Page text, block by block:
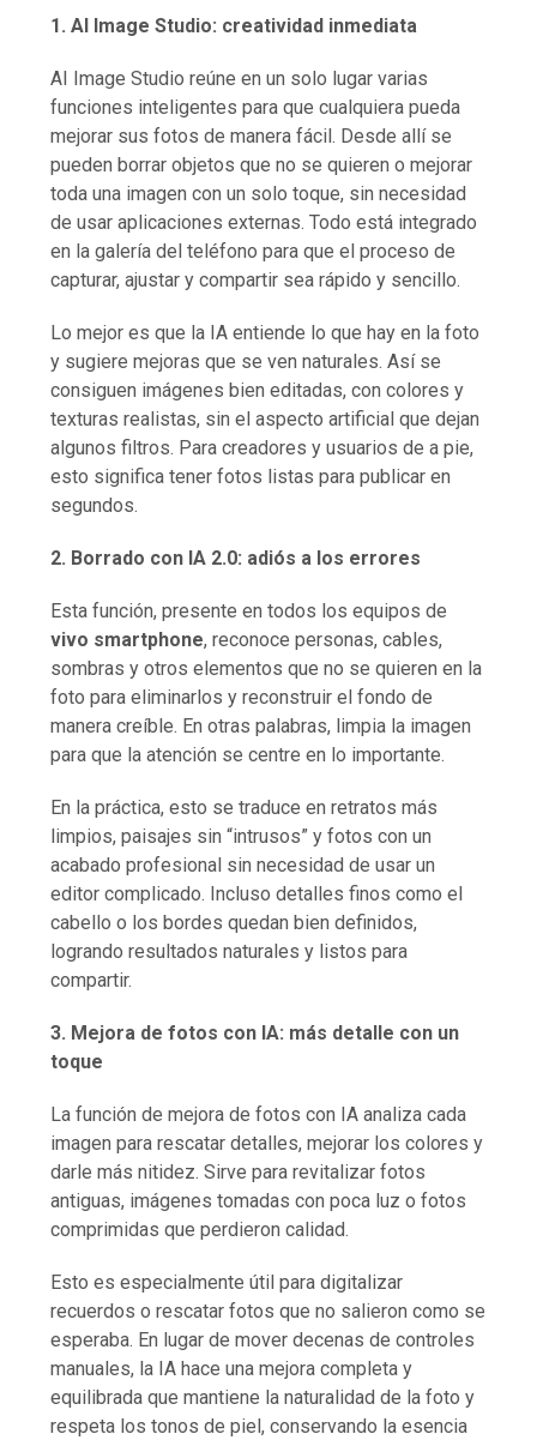
1. AI Image Studio: creatividad inmediata
AI Image Studio reúne en un solo lugar varias
funciones inteligentes para que cualquiera pueda
mejorar sus fotos de manera fácil. Desde allí se
pueden borrar objetos que no se quieren o mejorar
toda una imagen con un solo toque, sin necesidad
de usar aplicaciones externas. Todo está integrado
en la galería del teléfono para que el proceso de
capturar, ajustar y compartir sea rápido y sencillo.
Lo mejor es que la IA entiende lo que hay en la foto
y sugiere mejoras que se ven naturales. Así se
consiguen imágenes bien editadas, con colores y
texturas realistas, sin el aspecto artificial que dejan
algunos filtros. Para creadores y usuarios de a pie,
esto significa tener fotos listas para publicar en
segundos.
2. Borrado con IA 2.0: adiós a los errores
Esta función, presente en todos los equipos de
vivo smartphone, reconoce personas, cables,
sombras y otros elementos que no se quieren en la
foto para eliminarlos y reconstruir el fondo de
manera creíble. En otras palabras, limpia la imagen
para que la atención se centre en lo importante.
En la práctica, esto se traduce en retratos más
limpios, paisajes sin “intrusos” y fotos con un
acabado profesional sin necesidad de usar un
editor complicado. Incluso detalles finos como el
cabello o los bordes quedan bien definidos,
logrando resultados naturales y listos para
compartir.
3. Mejora de fotos con IA: más detalle con un
toque
La función de mejora de fotos con IA analiza cada
imagen para rescatar detalles, mejorar los colores y
darle más nitidez. Sirve para revitalizar fotos
antiguas, imágenes tomadas con poca luz o fotos
comprimidas que perdieron calidad.
Esto es especialmente útil para digitalizar
recuerdos o rescatar fotos que no salieron como se
esperaba. En lugar de mover decenas de controles
manuales, la IA hace una mejora completa y
equilibrada que mantiene la naturalidad de la foto y
respeta los tonos de piel, conservando la esencia